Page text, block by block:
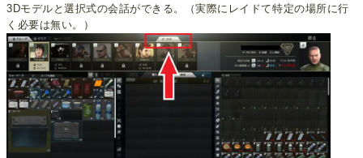
3Dモデルと選択式の会話ができる。（実際にレイドて特定の場所に行
く必要は無い。）